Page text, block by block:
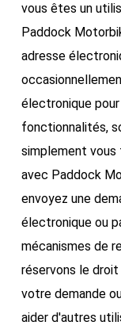
vous êtes un
Paddock
adresse
électronique
fonctionnalités,
simplement vous
avec Paddock
envoyez une
électronique ou
mécanismes de
réservons le droit
votre demande
aider d'autres